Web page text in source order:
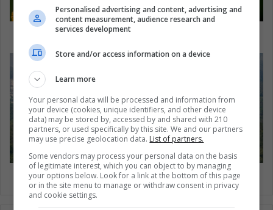
¿Por qué están muriendo las abejas?
¿Qué museos debes visitar en México?
Personalised advertising and content, advertising and
content measurement, audience research and
services development
Store and/or access information on a device
Learn more
Your personal data will be processed and information from
your device (cookies, unique identifiers, and other device
data) may be stored by, accessed by and shared with 210
partners, or used specifically by this site. We and our partners
may use precise geolocation data. List of partners.
Some vendors may process your personal data on the basis
of legitimate interest, which you can object to by managing
your options below. Look for a link at the bottom of this page
or in the site menu to manage or withdraw consent in privacy
and cookie settings.